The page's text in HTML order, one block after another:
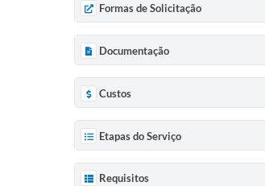
Formas de Solicitação
Documentação
Custos
Etapas do Serviço
Requisitos